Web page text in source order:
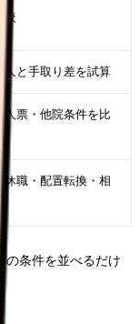
較
人と手取り差を試算
人票・他院条件を比
休職・配置転換・相
の条件を並べるだけ